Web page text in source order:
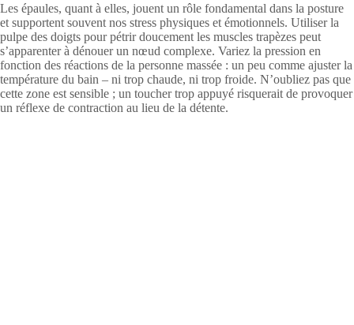
Les épaules, quant à elles, jouent un rôle fondamental dans la posture
et supportent souvent nos stress physiques et émotionnels. Utiliser la
pulpe des doigts pour pétrir doucement les muscles trapèzes peut
s’apparenter à dénouer un nœud complexe. Variez la pression en
fonction des réactions de la personne massée : un peu comme ajuster la
température du bain – ni trop chaude, ni trop froide. N’oubliez pas que
cette zone est sensible ; un toucher trop appuyé risquerait de provoquer
un réflexe de contraction au lieu de la détente.